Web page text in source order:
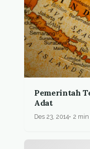
Pemerintah
Adat
Des 23, 2014 2